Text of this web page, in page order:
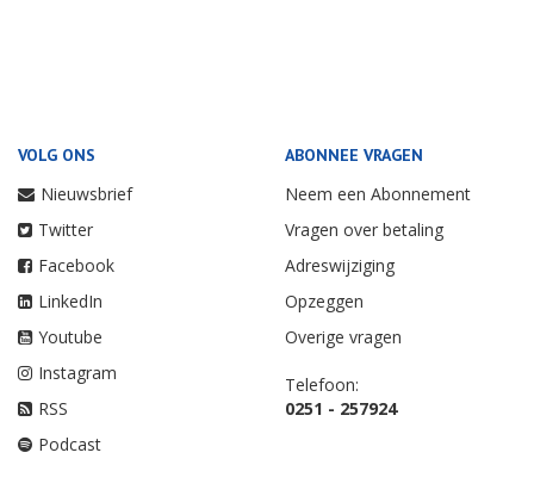
VOLG ONS
Nieuwsbrief
Twitter
Facebook
LinkedIn
Youtube
Instagram
RSS
Podcast
ABONNEE VRAGEN
Neem een Abonnement
Vragen over betaling
Adreswijziging
Opzeggen
Overige vragen
Telefoon:
0251 - 257924